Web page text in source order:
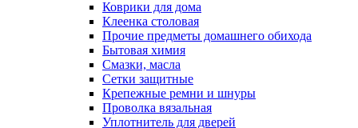
Коврики для дома
Клеенка столовая
Прочие предметы домашнего обихода
Бытовая химия
Смазки, масла
Сетки защитные
Крепежные ремни и шнуры
Проволка вязальная
Уплотнитель для дверей